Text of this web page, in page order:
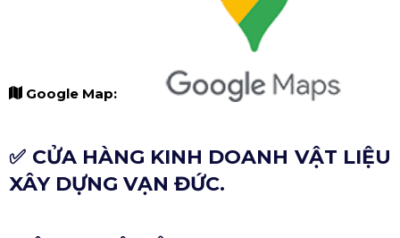
Google Map:
✅ CỬA HÀNG KINH DOANH VẬT LIỆU
XÂY DỰNG VẠN ĐỨC.